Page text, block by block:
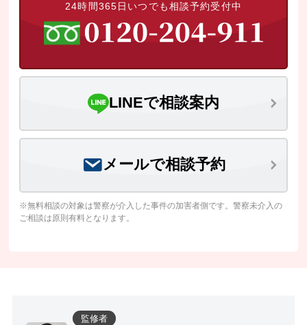
24時間365日いつでも相談予約受付中
LINEで相談案内
メールで相談予約
※無料相談の対象は警察が介入した事件の加害者側です。警察未介入の
ご相談は原則有料となります。
監修者